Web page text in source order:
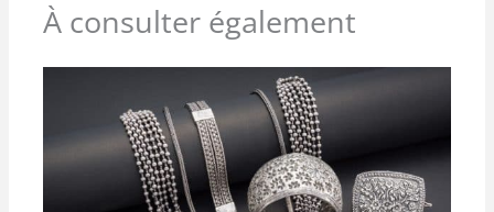
À consulter également